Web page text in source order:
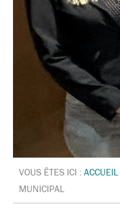
VOUS ÊTES ICI :ACCUEIL
MUNICIPAL